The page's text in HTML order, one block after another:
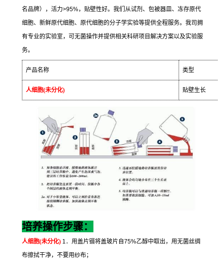
名品牌），活力>95%，贴壁性好。我们从试剂、包被器皿、冻存原代
细胞、新鲜原代细胞、原代细胞的分子学实验等提供全程服务。我司拥
有专业的实验室，可无菌操作并提供相关科研项目解决方案以及实验服
务。
产品名称 类型
人细胞(未分化) 贴壁生长
培养操作步骤：
人细胞(未分化) 1 ．用盖片镊将盖玻片自75%乙醇中取出，用无菌丝绸
布擦拭干净，不要用纱布；